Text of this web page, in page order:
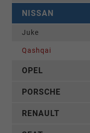
NISSAN
Juke
Qashqai
OPEL
PORSCHE
RENAULT